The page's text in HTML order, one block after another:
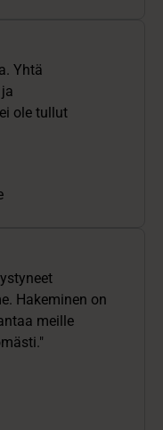
Yhtä
ole tullut
Hakeminen on
meille